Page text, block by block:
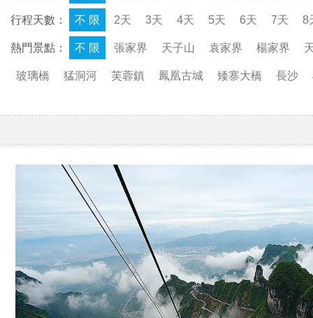
行程天數： 不 限 2天 3天 4天 5天 6天 7天 8
熱門景點： 不 限 張家界 天子山 袁家界 楊家界
玻璃橋 猛洞河 芙蓉鎮 鳳凰古城 矮寨大橋 長沙